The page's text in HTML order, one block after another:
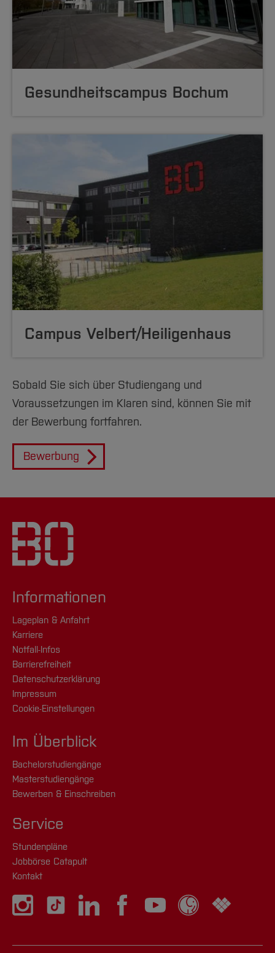
Gesundheitscampus Bochum
Campus Velbert/Heiligenhaus
Sobald Sie sich über Studiengang und
Voraussetzungen im Klaren sind, können Sie mit
der Bewerbung fortfahren.
Bewerbung
Informationen
Lageplan & Anfahrt
Karriere
Notfall-Infos
Barrierefreiheit
Datenschutzerklärung
Impressum
Cookie-Einstellungen
Im Überblick
Bachelorstudiengänge
Masterstudiengänge
Bewerben & Einschreiben
Service
Stundenpläne
Jobbörse Catapult
Kontakt